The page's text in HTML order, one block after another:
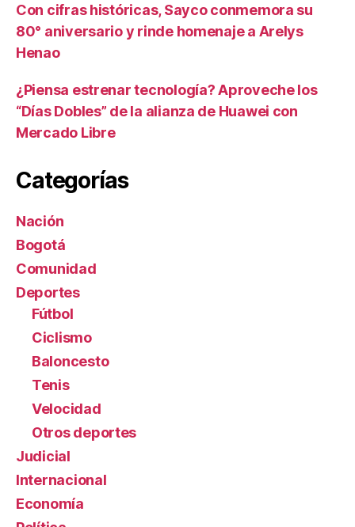
Con cifras históricas, Sayco conmemora su
80° aniversario y rinde homenaje a Arelys
Henao
¿Piensa estrenar tecnología? Aproveche los
“Días Dobles” de la alianza de Huawei con
Mercado Libre
Categorías
Nación
Bogotá
Comunidad
Deportes
Fútbol
Ciclismo
Baloncesto
Tenis
Velocidad
Otros deportes
Judicial
Internacional
Economía